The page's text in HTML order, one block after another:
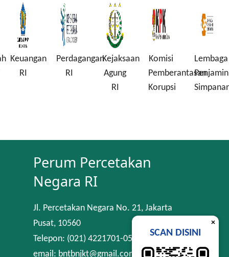
Keuangan
RI
Perdagangan
RI
Kejaksaan
Agung
RI
Komisi
Pemberantasan
Korupsi
Lembaga
Penjamin
Perum Percetakan
Negara RI
Jl. Percetakan Negara No. 21, Jakarta
Pusat, 10560
Telepon: (021) 4221701-05
email: bntbnjkt@gmail.com
×
SCAN DISINI